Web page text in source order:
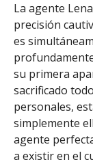
La agente
precisión
es
su primera
sacrificado
personales,
simplemente
agente
a existir en el